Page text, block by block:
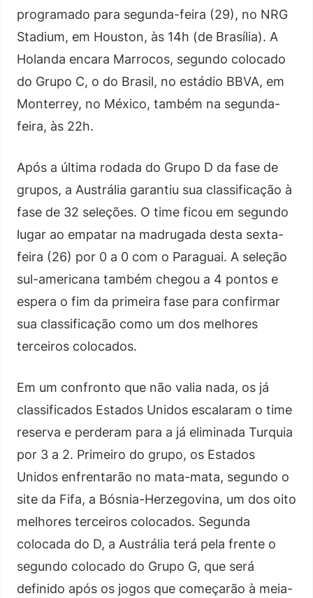
programado para segunda-feira (29), no NRG
Stadium, em Houston, às 14h (de Brasília). A
Holanda encara Marrocos, segundo colocado
do Grupo C, o do Brasil, no estádio BBVA, em
Monterrey, no México, também na segunda-
feira, às 22h.
Após a última rodada do Grupo D da fase de
grupos, a Austrália garantiu sua classificação à
fase de 32 seleções. O time ficou em segundo
lugar ao empatar na madrugada desta sexta-
feira (26) por 0 a 0 com o Paraguai. A seleção
sul-americana também chegou a 4 pontos e
espera o fim da primeira fase para confirmar
sua classificação como um dos melhores
terceiros colocados.
Em um confronto que não valia nada, os já
classificados Estados Unidos escalaram o time
reserva e perderam para a já eliminada Turquia
por 3 a 2. Primeiro do grupo, os Estados
Unidos enfrentarão no mata-mata, segundo o
site da Fifa, a Bósnia-Herzegovina, um dos oito
melhores terceiros colocados. Segunda
colocada do D, a Austrália terá pela frente o
segundo colocado do Grupo G, que será
definido após os jogos que começarão à meia-